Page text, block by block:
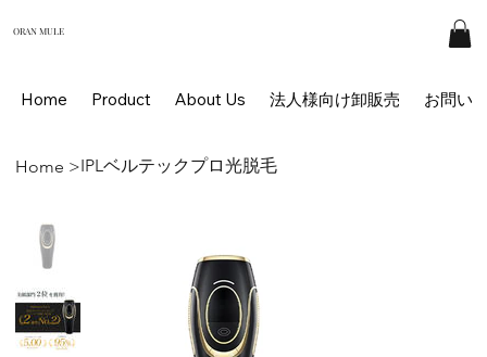
ORAN MULE
Home Product About Us 法人様向け卸販売 お問い
Home >IPLベルテックプロ光脱毛